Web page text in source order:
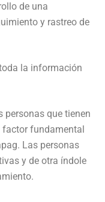
de una
y rastreo de
la información
personas que tienen
factor fundamental
Las personas
y de otra índole